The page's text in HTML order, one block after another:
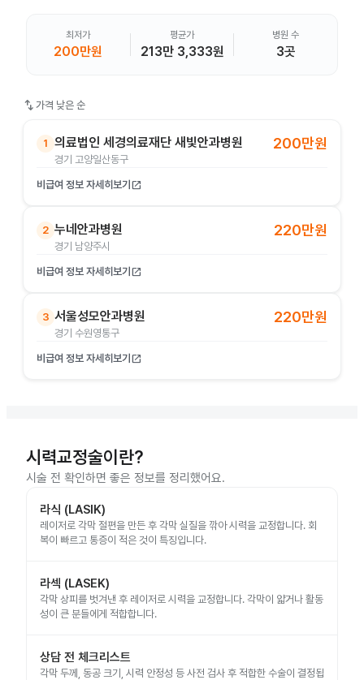
최저가
200만원
평균가
213만 3,333원
병원 수
3곳
swap_vert 가격 낮은 순
1 의료법인 세경의료재단 새빛안과병원
경기 고양일산동구
200만원
비급여 정보 자세히보기 open_in_new
2 누네안과병원
경기 남양주시
220만원
비급여 정보 자세히보기 open_in_new
3 서울성모안과병원
경기 수원영통구
220만원
비급여 정보 자세히보기 open_in_new
시력교정술이란?
시술 전 확인하면 좋은 정보를 정리했어요.
라식 (LASIK)
레이저로 각막 절편을 만든 후 각막 실질을 깎아 시력을 교정합니다. 회
복이 빠르고 통증이 적은 것이 특징입니다.
라섹 (LASEK)
각막 상피를 벗겨낸 후 레이저로 시력을 교정합니다. 각막이 얇거나 활동
성이 큰 분들에게 적합합니다.
상담 전 체크리스트
각막 두께, 동공 크기, 시력 안정성 등 사전 검사 후 적합한 수술이 결정됩